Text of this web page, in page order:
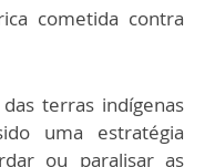
cometida contra
terras indígenas
uma estratégia
ou paralisar as